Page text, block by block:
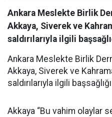
Ankara Meslekte Birlik
Akkaya, Siverek ve
saldırılarıyla ilgili
Ankara Meslekte Birlik
Akkaya, Siverek ve
saldırılarıyla ilgili
Akkaya “Bu vahim olaylar